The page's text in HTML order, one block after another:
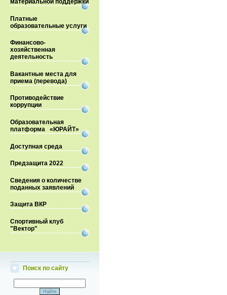
материальной поддержки
Платные
образовательные услуги
Финансово-
хозяйственная
деятельность
Вакантные места для
приема (перевода)
Противодействие
коррупции
Образовательная
платформа «ЮРАЙТ»
Доступная среда
Предзащита 2022
Сведения о количестве
поданных заявлений
Защита ВКР
Спортивный клуб
"Вектор"
Поиск по сайту